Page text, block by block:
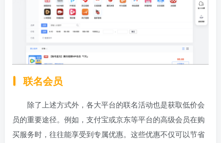
联名会员
除了上述方式外，各大平台的联名活动也是获取低价会
员的重要途径。例如，支付宝或京东等平台的高级会员在购
买服务时，往往能享受到专属优惠。这些优惠不仅可以节省